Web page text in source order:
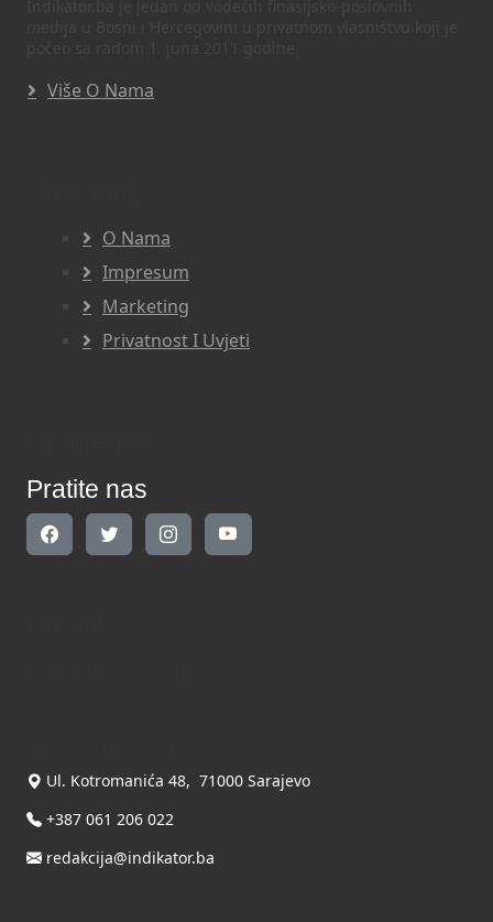
Više O Nama
O Nama
Impresum
Marketing
Privatnost I Uvjeti
Pratite nas
Ul. Kotromanića 48, 71000 Sarajevo
+387 061 206 022
redakcija@indikator.ba